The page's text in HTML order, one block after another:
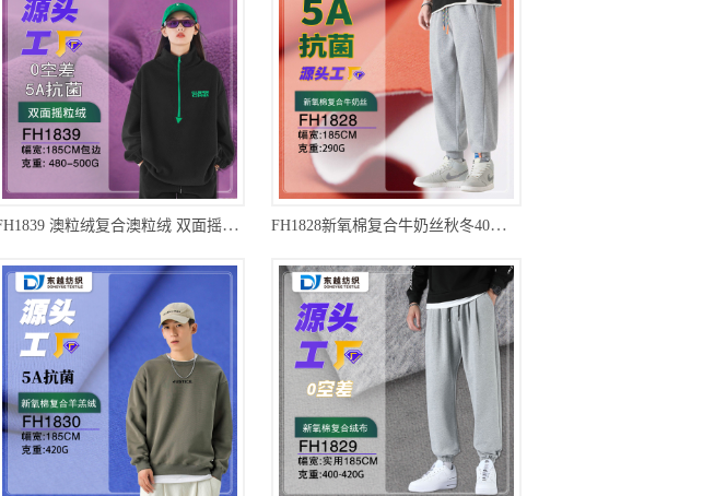
FH1839 澳粒绒复合澳粒绒 双面摇粒绒服装布料500g澳粒绒冬季加绒潮牌卫衣外套摇粒绒面料 FH1828新氧棉复合牛奶丝秋冬40支精梳棉运动裤卫裤面料